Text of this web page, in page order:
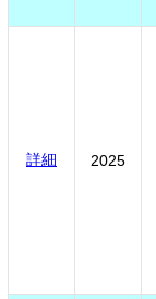
詳細 2025